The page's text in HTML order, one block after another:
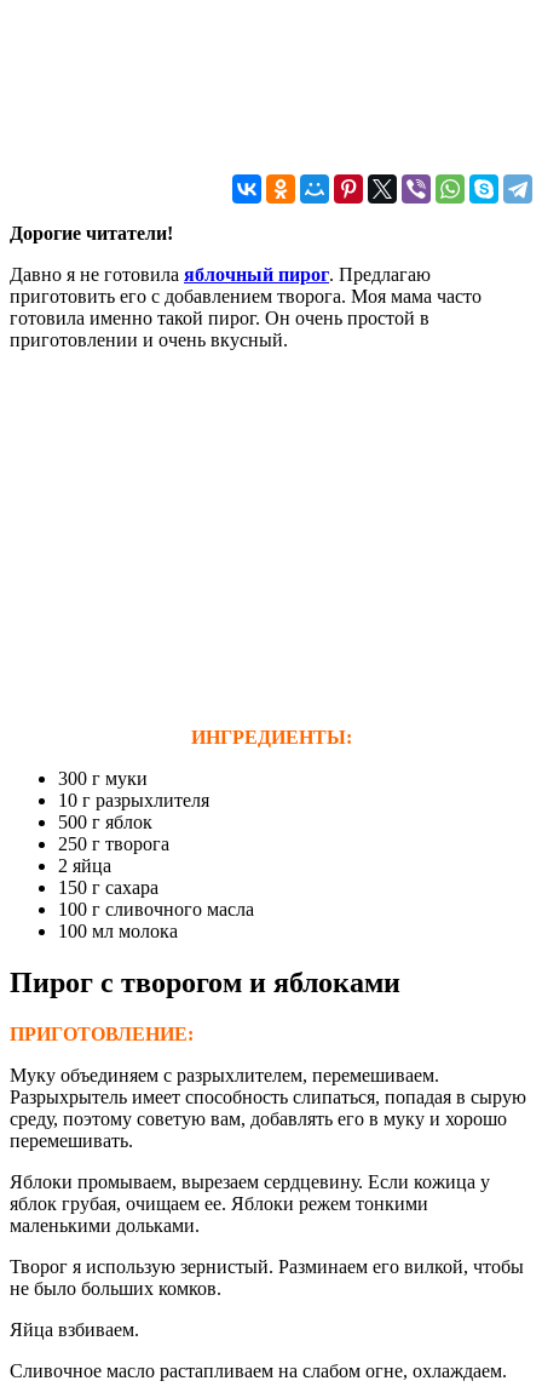
Дорогие читатели!
Давно я не готовила яблочный пирог. Предлагаю
приготовить его с добавлением творога. Моя мама часто
готовила именно такой пирог. Он очень простой в
приготовлении и очень вкусный.
ИНГРЕДИЕНТЫ:
300 г муки
10 г разрыхлителя
500 г яблок
250 г творога
2 яйца
150 г сахара
100 г сливочного масла
100 мл молока
Пирог с творогом и яблоками
ПРИГОТОВЛЕНИЕ:
Муку объединяем с разрыхлителем, перемешиваем.
Разрыхрытель имеет способность слипаться, попадая в сырую
среду, поэтому советую вам, добавлять его в муку и хорошо
перемешивать.
Яблоки промываем, вырезаем сердцевину. Если кожица у
яблок грубая, очищаем ее. Яблоки режем тонкими
маленькими дольками.
Творог я использую зернистый. Разминаем его вилкой, чтобы
не было больших комков.
Яйца взбиваем.
Сливочное масло растапливаем на слабом огне, охлаждаем.